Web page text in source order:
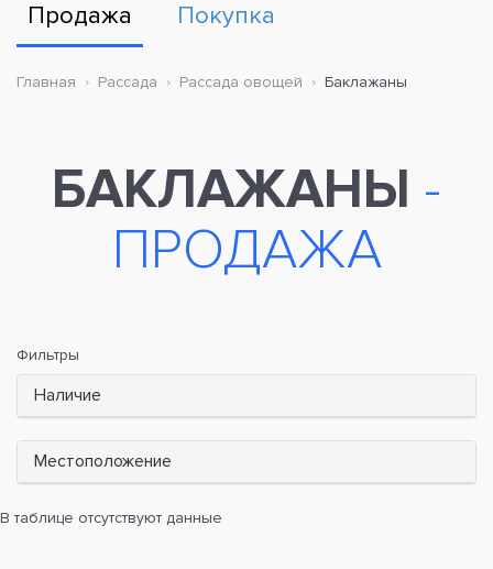
Продажа Покупка
Главная Рассада Рассада овощей Баклажаны
БАКЛАЖАНЫ -
ПРОДАЖА
Фильтры
Наличие
Местоположение
В таблице отсутствуют данные